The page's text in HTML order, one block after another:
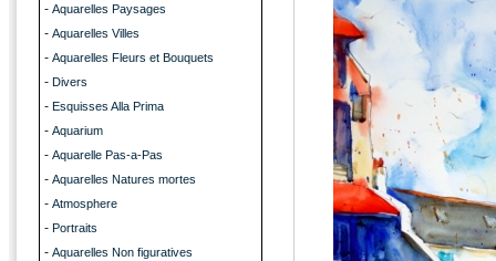
- Aquarelles Paysages
- Aquarelles Villes
- Aquarelles Fleurs et Bouquets
- Divers
- Esquisses Alla Prima
- Aquarium
- Aquarelle Pas-a-Pas
- Aquarelles Natures mortes
- Atmosphere
- Portraits
- Aquarelles Non figuratives